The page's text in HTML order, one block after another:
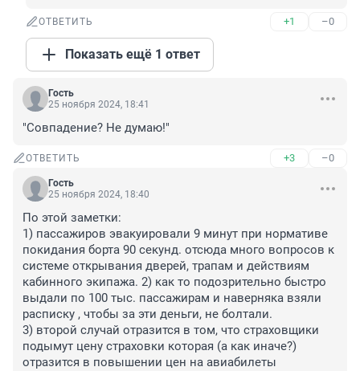
ОТВЕТИТЬ +1 –0
Показать ещё 1 ответ
Гость
25 ноября 2024, 18:41
"Совпадение? Не думаю!"
ОТВЕТИТЬ +3 –0
Гость
25 ноября 2024, 18:40
По этой заметки:
1) пассажиров эвакуировали 9 минут при нормативе
покидания борта 90 секунд. отсюда много вопросов к
системе открывания дверей, трапам и действиям
кабинного экипажа. 2) как то подозрительно быстро
выдали по 100 тыс. пассажирам и наверняка взяли
расписку , чтобы за эти деньги, не болтали.
3) второй случай отразится в том, что страховщики
подымут цену страховки которая (а как иначе?)
отразится в повышении цен на авиабилеты